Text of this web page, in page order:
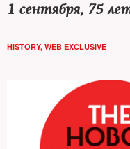
1 сентября, 75
HISTORY, WEB EXCLUSIVE